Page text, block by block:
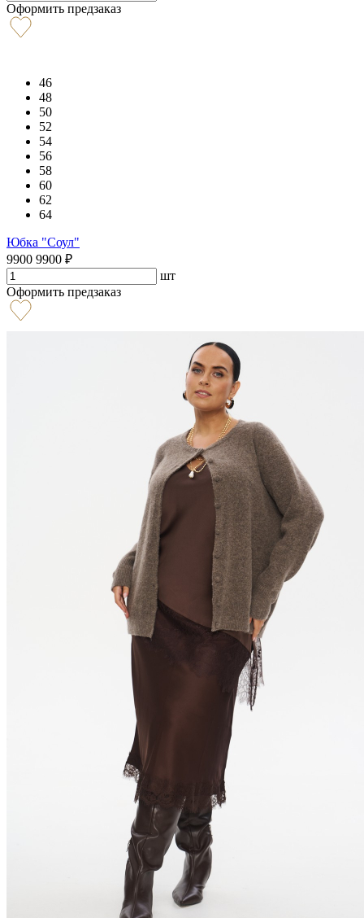
Оформить предзаказ
46
48
50
52
54
56
58
60
62
64
Юбка "Соул"
9900 9900 ₽
шт
Оформить предзаказ